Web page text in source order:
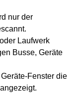
nur der
Laufwerk
Busse, Geräte
Fenster die